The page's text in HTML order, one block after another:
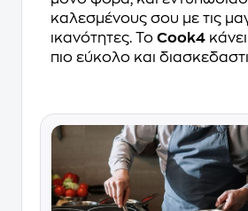
καλεσμένους σου με τις
ικανότητες. Το Cook4
πιο εύκολο και